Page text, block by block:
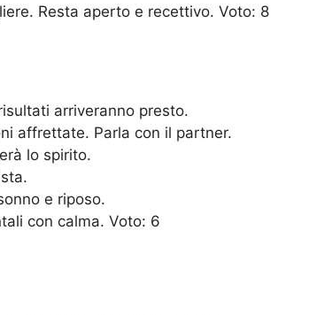
Resta aperto e recettivo. Voto: 8
arriveranno presto.
affrettate. Parla con il partner.
lo spirito.
e riposo.
con calma. Voto: 6